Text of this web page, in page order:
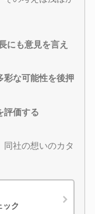
にも意見を言え
彩な可能性を後押
評価する
同社の想いのカタ
ック